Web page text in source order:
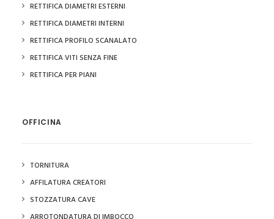
RETTIFICA DIAMETRI ESTERNI
RETTIFICA DIAMETRI INTERNI
RETTIFICA PROFILO SCANALATO
RETTIFICA VITI SENZA FINE
RETTIFICA PER PIANI
OFFICINA
TORNITURA
AFFILATURA CREATORI
STOZZATURA CAVE